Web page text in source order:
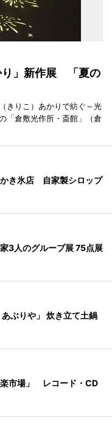
り」新作展 「夏の
きりこ）あかりで紡ぐ～光
「倉敷光作所・斎館」（倉
き氷店 自家製シロップ
3人のグループ展 75点展
ぶりや」 炊き立て土鍋
市場」 レコード・CD